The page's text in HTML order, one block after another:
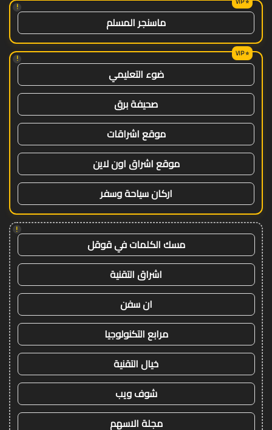
!
ماسنجر المسلم
!
ضوء التعليمي
صحيفة برق
موقع اشراقات
موقع اشراق اون لاين
اركان سياحة وسفر
!
مسك الكلمات في قوقل
اشراق التقنية
ان سفن
مرابع التكنولوجيا
خيال التقنية
شوف ويب
مجلة الاسهم